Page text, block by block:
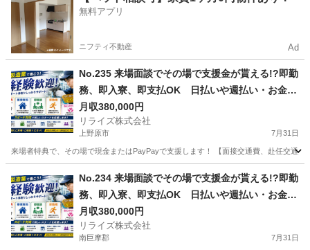
無料アプリ
ニフティ不動産 Ad
No.235 来場面談でその場で支援金が貰える!?即勤
務、即入寮、即支払OK 日払いや週払い・お金住
む場所に困ってる方必見の案件です！簡単な電子
部品の製造・加工のお仕事♪
月収380,000円
リライズ株式会社
上野原市 7月31日
来場者特典で、その場で現金またはPayPayで支援します！ 【面接交通費、赴任交通
業務
No.234 来場面談でその場で支援金が貰える!?即勤
務、即入寮、即支払OK 日払いや週払い・お金住
む場所に困ってる方必見の案件です！簡単な電子
部品の製造・加工のお仕事♪
月収380,000円
リライズ株式会社
南巨摩郡 7月31日